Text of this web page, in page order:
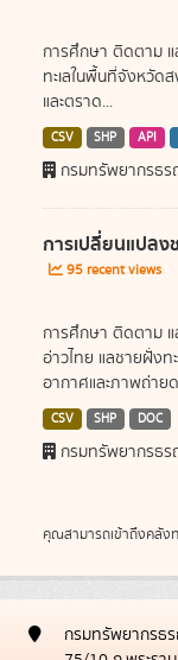
การศึกษา ติดตาม
ทะเลในพื้นที่จังหวัด
และตราด...
CSV SHP API
กรมทรัพยากรธ
การเปลี่ยนแปลง
95 recent views
การศึกษา ติดตาม แ
อ่าวไทย แลชายฝั่ง
อากาศและภาพถ่าย
CSV SHP DOC
กรมทรัพยากรธ
คุณสามารถเข้าถึงคลัง
กรมทรัพยากรธ